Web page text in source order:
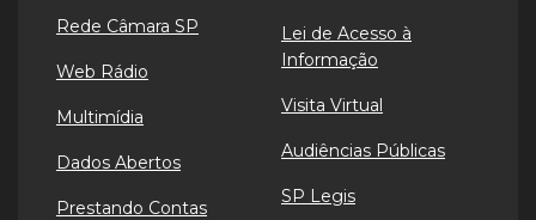
Rede Câmara SP
Web Rádio
Multimídia
Dados Abertos
Prestando Contas
Lei de Acesso à
Informação
Visita Virtual
Audiências Públicas
SP Legis